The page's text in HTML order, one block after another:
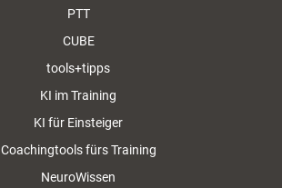
PTT
CUBE
tools+tipps
KI im Training
KI für Einsteiger
Coachingtools fürs Training
NeuroWissen